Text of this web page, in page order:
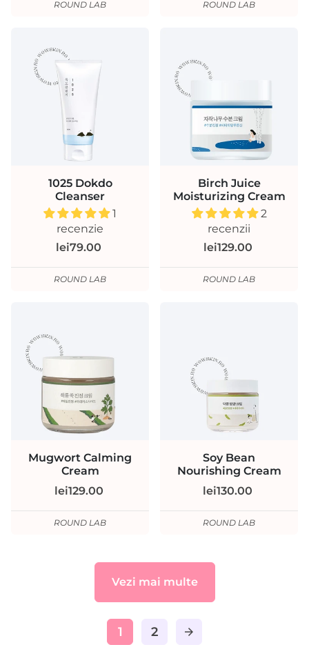
ROUND LAB ROUND LAB
1025 Dokdo
Cleanser
1
recenzie
lei79.00
ROUND LAB
Birch Juice
Moisturizing Cream
2
recenzii
lei129.00
ROUND LAB
Mugwort Calming
Cream
lei129.00
ROUND LAB
Soy Bean
Nourishing Cream
lei130.00
ROUND LAB
Vezi mai multe
1 2 arrow_forward